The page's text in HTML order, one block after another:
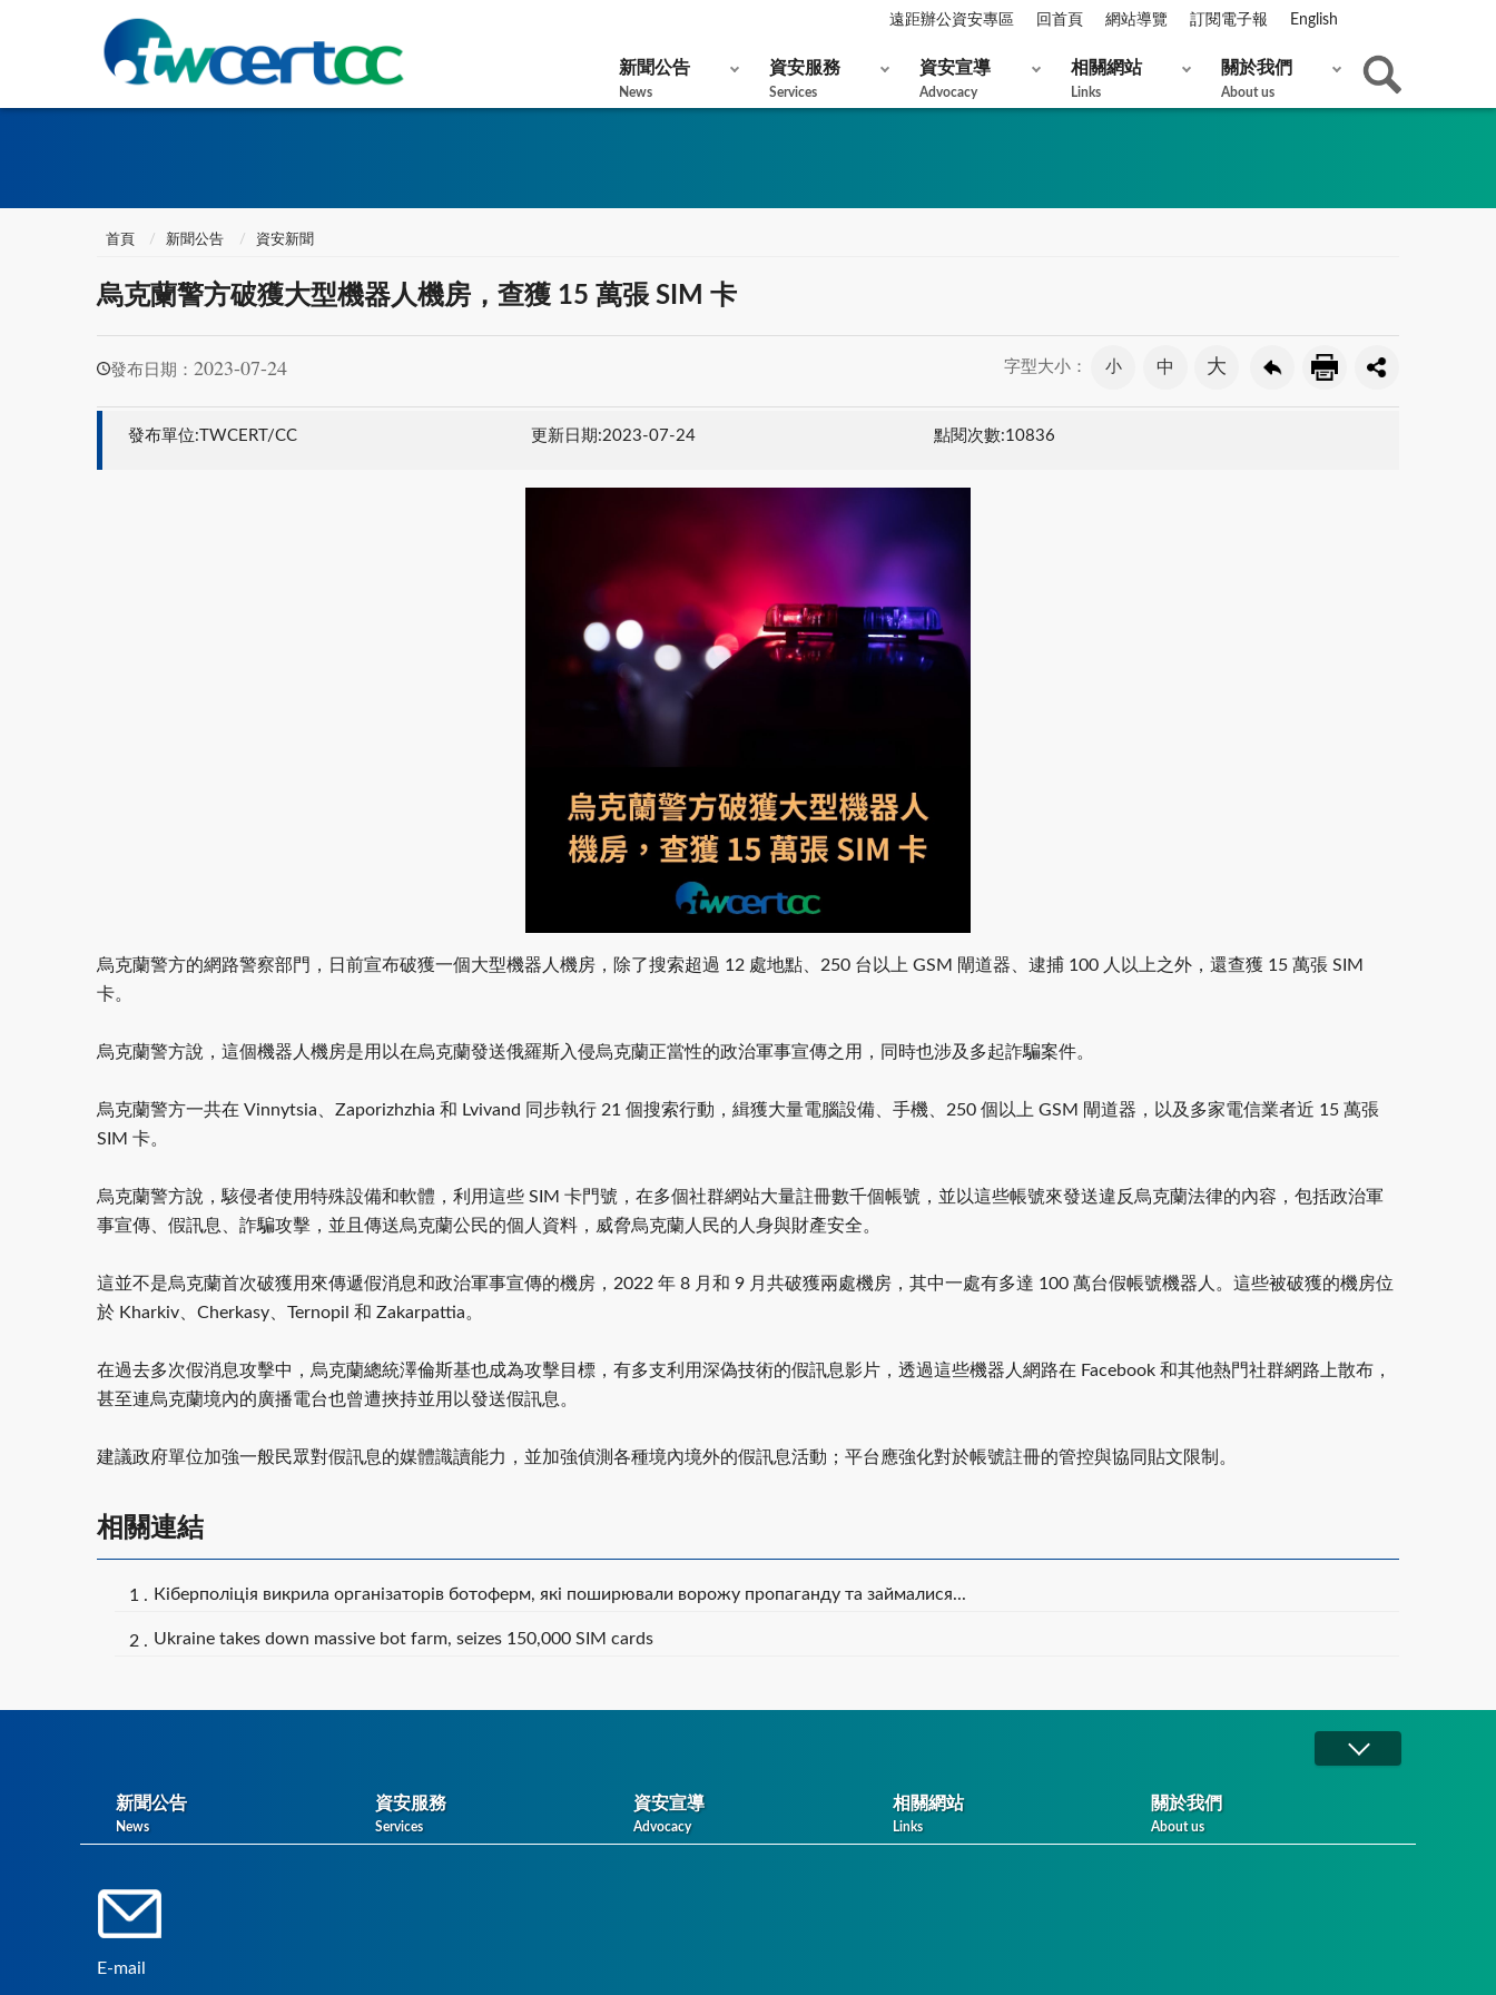
遠距辦公資安專區 回首頁 網站導覽 訂閱電子報 English
新聞公告
News
資安服務
Services
資安宣導
Advocacy
相關網站
Links
關於我們
About us
首頁 新聞公告 資安新聞
烏克蘭警方破獲大型機器人機房，查獲 15 萬張 SIM 卡
發布日期： 2023-07-24 字型大小： 小 中 大
發布單位:TWCERT/CC 更新日期:2023-07-24 點閱次數:10836
烏克蘭警方的網路警察部門，日前宣布破獲一個大型機器人機房，除了搜索超過 12 處地點、250 台以上 GSM 閘道器、逮捕 100 人以上之外，還查獲 15 萬張 SIM
卡。
烏克蘭警方說，這個機器人機房是用以在烏克蘭發送俄羅斯入侵烏克蘭正當性的政治軍事宣傳之用，同時也涉及多起詐騙案件。
烏克蘭警方一共在 Vinnytsia、Zaporizhzhia 和 Lvivand 同步執行 21 個搜索行動，緝獲大量電腦設備、手機、250 個以上 GSM 閘道器，以及多家電信業者近 15 萬張
SIM 卡。
烏克蘭警方說，駭侵者使用特殊設備和軟體，利用這些 SIM 卡門號，在多個社群網站大量註冊數千個帳號，並以這些帳號來發送違反烏克蘭法律的內容，包括政治軍
事宣傳、假訊息、詐騙攻擊，並且傳送烏克蘭公民的個人資料，威脅烏克蘭人民的人身與財產安全。
這並不是烏克蘭首次破獲用來傳遞假消息和政治軍事宣傳的機房，2022 年 8 月和 9 月共破獲兩處機房，其中一處有多達 100 萬台假帳號機器人。這些被破獲的機房位
於 Kharkiv、Cherkasy、Ternopil 和 Zakarpattia。
在過去多次假消息攻擊中，烏克蘭總統澤倫斯基也成為攻擊目標，有多支利用深偽技術的假訊息影片，透過這些機器人網路在 Facebook 和其他熱門社群網路上散布，
甚至連烏克蘭境內的廣播電台也曾遭挾持並用以發送假訊息。
建議政府單位加強一般民眾對假訊息的媒體識讀能力，並加強偵測各種境內境外的假訊息活動；平台應強化對於帳號註冊的管控與協同貼文限制。
相關連結
Кіберполіція викрила організаторів ботоферм, які поширювали ворожу пропаганду та займалися...
Ukraine takes down massive bot farm, seizes 150,000 SIM cards
新聞公告
News
資安服務
Services
資安宣導
Advocacy
相關網站
Links
關於我們
About us
E-mail